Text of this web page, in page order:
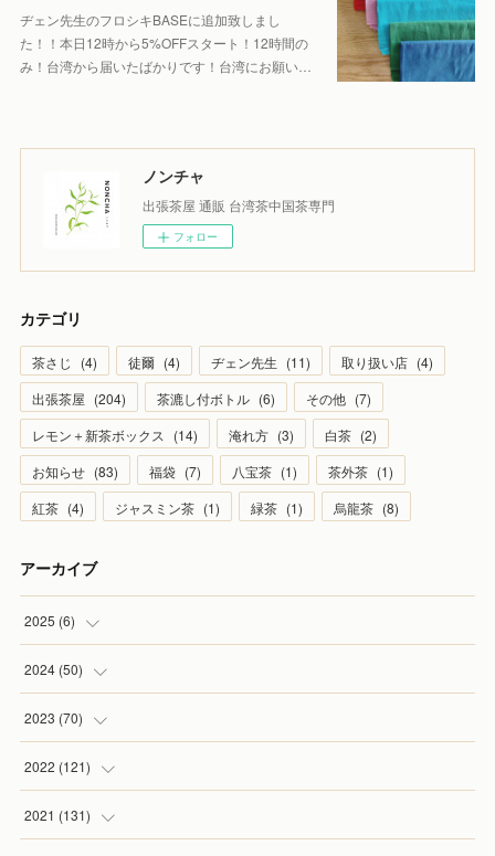
ヂェン先生のフロシキBASEに追加致しまし
た！！本日12時から5%OFFスタート！12時間の
み！台湾から届いたばかりです！台湾にお願い…
ノンチャ
出張茶屋 通販 台湾茶中国茶専門
フォロー
カテゴリ
茶さじ (4) 徒爾 (4) ヂェン先生 (11) 取り扱い店 (4)
出張茶屋 (204) 茶漉し付ボトル (6) その他 (7)
レモン＋新茶ボックス
(14) 淹れ方 (3) 白茶 (2)
お知らせ (83) 福袋 (7) 八宝茶 (1) 茶外茶 (1)
紅茶 (4) ジャスミン茶 (1) 緑茶 (1) 烏龍茶 (8)
アーカイブ
2025 (6)
(1
(2
(1)
(1)
2024 (50)
(5
(4)
(5)
2023 (70)
(4)
(2)
2022 (121)
(7)
2021 (131)